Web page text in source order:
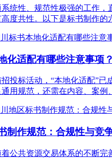
统性、规范性极强的工作
度共性。以下是标书制作
化适配有哪些注意事项？
投标活动，“本地化适配”
用规范，还需在内容、案
制作规范：合规性与竞
公共资源交易体系的不断